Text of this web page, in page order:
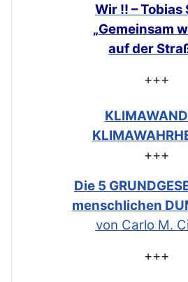
Wir !! – Tobias
„Gemeinsam
auf der
+++
+++
Die 5
menschlichen
von Carlo M.
+++